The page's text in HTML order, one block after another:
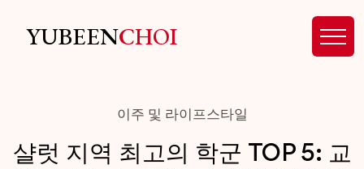
YUBEENCHOI
이주 및 라이프스타일
샬럿 지역 최고의 학군 TOP 5: 교